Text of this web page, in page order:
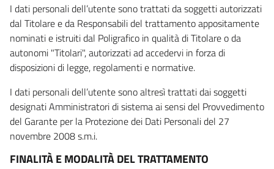
I dati personali dell’utente sono trattati da soggetti autorizzati
dal Titolare e da Responsabili del trattamento appositamente
nominati e istruiti dal Poligrafico in qualità di Titolare o da
autonomi "Titolari", autorizzati ad accedervi in forza di
disposizioni di legge, regolamenti e normative.
I dati personali dell’utente sono altresì trattati dai soggetti
designati Amministratori di sistema ai sensi del Provvedimento
del Garante per la Protezione dei Dati Personali del 27
novembre 2008 s.m.i.
FINALITÀ E MODALITÀ DEL TRATTAMENTO